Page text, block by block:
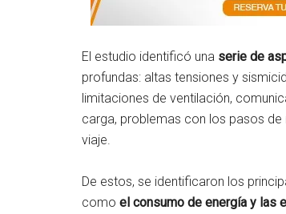
El estudio identificó una serie de
profundas: altas tensiones y
limitaciones de ventilación,
carga, problemas con los pasos
viaje.
De estos, se identificaron los
como el consumo de energía y las